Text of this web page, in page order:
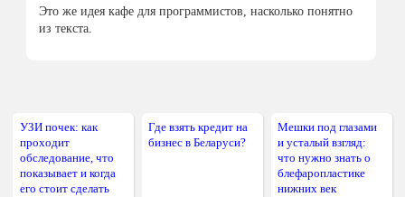
Это же идея кафе для программистов, насколько понятно
из текста.
УЗИ почек: как
проходит
обследование, что
показывает и когда
его стоит сделать
Где взять кредит на
бизнес в Беларуси?
Мешки под глазами
и усталый взгляд:
что нужно знать о
блефаропластике
нижних век